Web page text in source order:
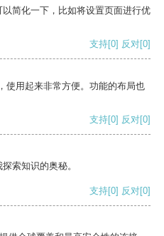
简化一下，比如将设置页面进行优
支持[0] 反对[0]
使用起来非常方便。功能的布局也
支持[0] 反对[0]
索知识的奥秘。
支持[0] 反对[0]